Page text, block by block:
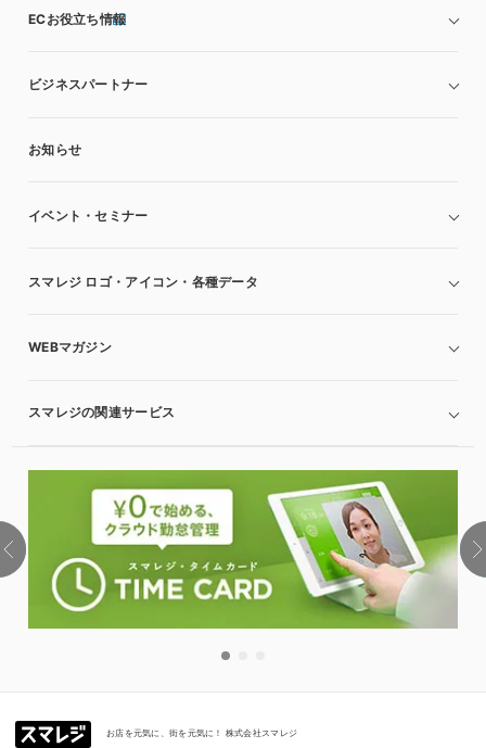
ECお役立ち情報
ビジネスパートナー
お知らせ
イベント・セミナー
スマレジ ロゴ・アイコン・各種データ
WEBマガジン
スマレジの関連サービス
お店を元気に、街を元気に！ 株式会社スマレジ